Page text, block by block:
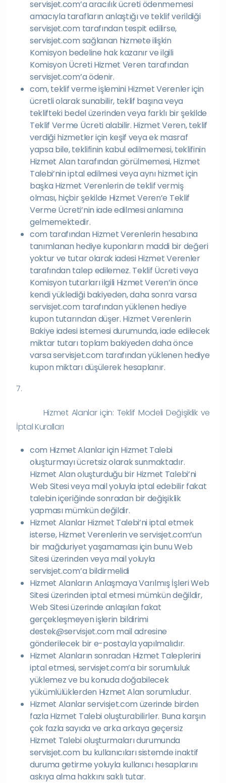
servisjet.com’a aracılık ücreti ödenmemesi
amacıyla tarafların anlaştığı ve teklif verildiği
servisjet.com tarafından tespit edilirse,
servisjet.com sağlanan hizmete ilişkin
Komisyon bedeline hak kazanır ve ilgili
Komisyon Ücreti Hizmet Veren tarafından
servisjet.com’a ödenir.
com, teklif verme işlemini Hizmet Verenler için
ücretli olarak sunabilir, teklif başına veya
teklifteki bedel üzerinden veya farklı bir şekilde
Teklif Verme Ücreti alabilir. Hizmet Veren, teklif
verdiği hizmetler için keşif veya ek masraf
yapsa bile, teklifinin kabul edilmemesi, teklifinin
Hizmet Alan tarafından görülmemesi, Hizmet
Talebi’nin iptal edilmesi veya aynı hizmet için
başka Hizmet Verenlerin de teklif vermiş
olması, hiçbir şekilde Hizmet Veren’e Teklif
Verme Ücreti’nin iade edilmesi anlamına
gelmemektedir.
com tarafından Hizmet Verenlerin hesabına
tanımlanan hediye kuponların maddi bir değeri
yoktur ve tutar olarak iadesi Hizmet Verenler
tarafından talep edilemez. Teklif Ücreti veya
Komisyon tutarları ilgili Hizmet Veren’in önce
kendi yüklediği bakiyeden, daha sonra varsa
servisjet.com tarafından yüklenen hediye
kupon tutarından düşer. Hizmet Verenlerin
Bakiye iadesi istemesi durumunda, iade edilecek
miktar tutarı toplam bakiyeden daha önce
varsa servisjet.com tarafından yüklenen hediye
kupon miktarı düşülerek hesaplanır.
7.
Hizmet Alanlar için: Teklif Modeli Değişiklik ve
İptal Kuralları
com Hizmet Alanlar için Hizmet Talebi
oluşturmayı ücretsiz olarak sunmaktadır.
Hizmet Alan oluşturduğu bir Hizmet Talebi’ni
Web Sitesi veya mail yoluyla iptal edebilir fakat
talebin içeriğinde sonradan bir değişiklik
yapması mümkün değildir.
Hizmet Alanlar Hizmet Talebi’ni iptal etmek
isterse, Hizmet Verenlerin ve servisjet.com’un
bir mağduriyet yaşamaması için bunu Web
Sitesi üzerinden veya mail yoluyla
servisjet.com’a bildirmelidi
Hizmet Alanların Anlaşmaya Varılmış İşleri Web
Sitesi üzerinden iptal etmesi mümkün değildir,
Web Sitesi üzerinde anlaşılan fakat
gerçekleşmeyen işlerin bildirimi
destek@servisjet.com mail adresine
gönderilecek bir e-postayla yapılmalıdır.
Hizmet Alanların sonradan Hizmet Taleplerini
iptal etmesi, servisjet.com’a bir sorumluluk
yüklemez ve bu konuda doğabilecek
yükümlülüklerden Hizmet Alan sorumludur.
Hizmet Alanlar servisjet.com üzerinde birden
fazla Hizmet Talebi oluşturabilirler. Buna karşın
çok fazla sayıda ve arka arkaya geçersiz
Hizmet Talebi oluşturmaları durumunda
servisjet.com bu kullanıcıları sistemde inaktif
duruma getirme yoluyla kullanıcı hesaplarını
askıya alma hakkını saklı tutar.